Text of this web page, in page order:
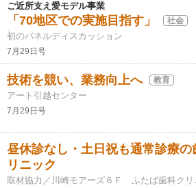
ご近所支え愛モデル事業
「70地区での実施目指す」 社会
初のパネルディスカッション
7月29日号
技術を競い、業務向上へ 教育
アート引越センター
7月29日号
昼休診なし・土日祝も通常診療の
リニック
取材協力／川崎モアーズ６Ｆ ふたば歯科クリ